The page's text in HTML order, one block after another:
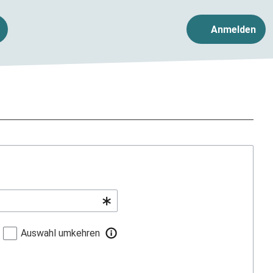
Anmelden
Auswahl umkehren